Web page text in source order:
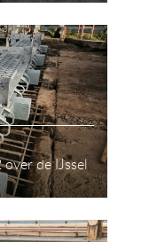
over de IJssel